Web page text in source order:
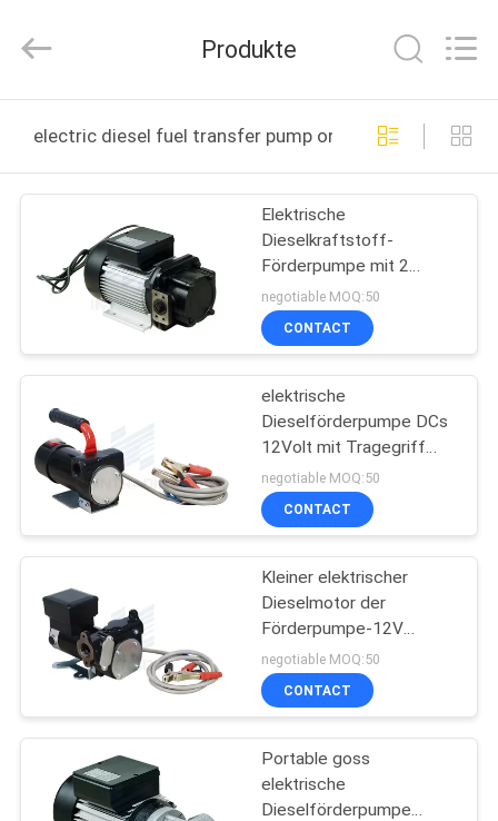
PRODUKTE
VIDEOS
UNS
FABRIK-
TOUR
QUALITÄTSKONTROLLE
KONTAKTIERE
UNS
NACHRICHTEN
FORDERN
Reserved.
Produkte
electric diesel fuel transfer pump online manufacture
Elektrische
Dieselkraftstoff-
Förderpumpe mit 2
Metern der Ansaughöhe-,
Getriebeöl-Pumpe
negotiable MOQ:50
CONTACT
elektrische
Dieselförderpumpe DCs
12Volt mit Tragegriff
17psi 1.2bar
negotiable MOQ:50
CONTACT
Kleiner elektrischer
Dieselmotor der
Förderpumpe-12V
eingeschlossen, 30
Minute-Arbeitszyklus
negotiable MOQ:50
CONTACT
Portable goss
elektrische
Dieselförderpumpe